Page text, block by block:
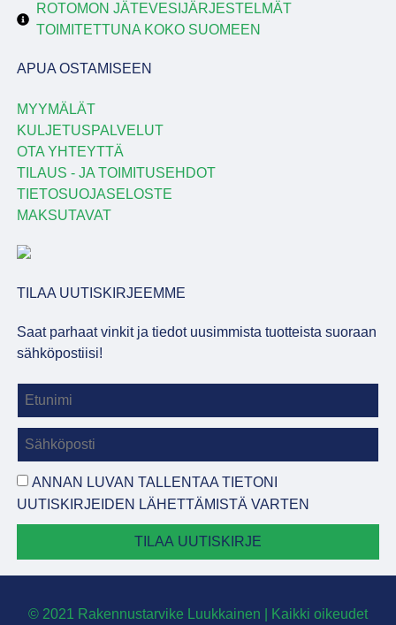
ROTOMON JÄTEVESIJÄRJESTELMÄT
TOIMITETTUNA KOKO SUOMEEN
APUA OSTAMISEEN
MYYMÄLÄT
KULJETUSPALVELUT
OTA YHTEYTTÄ
TILAUS - JA TOIMITUSEHDOT
TIETOSUOJASELOSTE
MAKSUTAVAT
TILAA UUTISKIRJEEMME
Saat parhaat vinkit ja tiedot uusimmista tuotteista suoraan
sähköpostiisi!
ANNAN LUVAN TALLENTAA TIETONI
UUTISKIRJEIDEN LÄHETTÄMISTÄ VARTEN
TILAA UUTISKIRJE
© 2021 Rakennustarvike Luukkainen | Kaikki oikeudet